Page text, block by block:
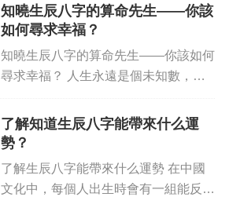
生辰八字是其中一種最重要的應用，可
以推算一個人的生活宿命。幾百年后，
知曉生辰八字的算命先生——你該
如何尋求幸福？
知曉生辰八字的算命先生——你該如何
尋求幸福？ 人生永遠是個未知數，一
找尋幸福，多少有些困惑和迷茫，尤其
是對未來而言…所以也有許多人都會參
了解知道生辰八字能帶來什么運
勢？
了解生辰八字能帶來什么運勢 在中國
文化中，每個人出生時會有一組能反映